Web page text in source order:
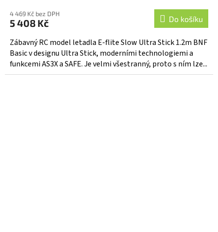
produktu
je
5,0
z
5
hvězdiček.
4 469 Kč bez DPH
5 408 Kč Do košíku
Zábavný RC model letadla E-flite Slow Ultra Stick 1.2m BNF
Basic v designu Ultra Stick, moderními technologiemi a
funkcemi AS3X a SAFE. Je velmi všestranný, proto s ním lze...